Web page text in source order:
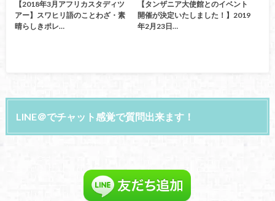
【2018年3月アフリカスタディツ
アー】スワヒリ語のことわざ・素
晴らしきポレ…
【タンザニア大使館とのイベント
開催が決定いたしました！】2019
年2月23日…
LINE＠でチャット感覚で質問出来ます！